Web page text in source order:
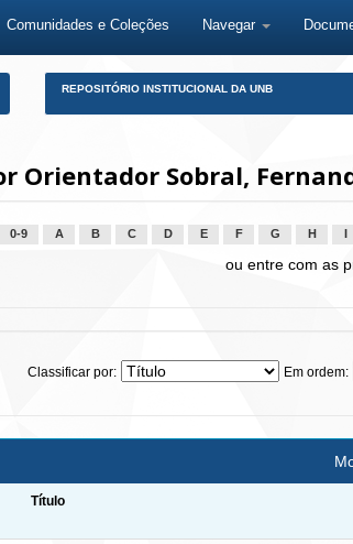
Comunidades e Coleções Navegar
REPOSITÓRIO INSTITUCIONAL DA UNB
Orientador Sobral,
0-9 A B C D E F G H
ou entre com as
Classificar por: Em ordem:
Título